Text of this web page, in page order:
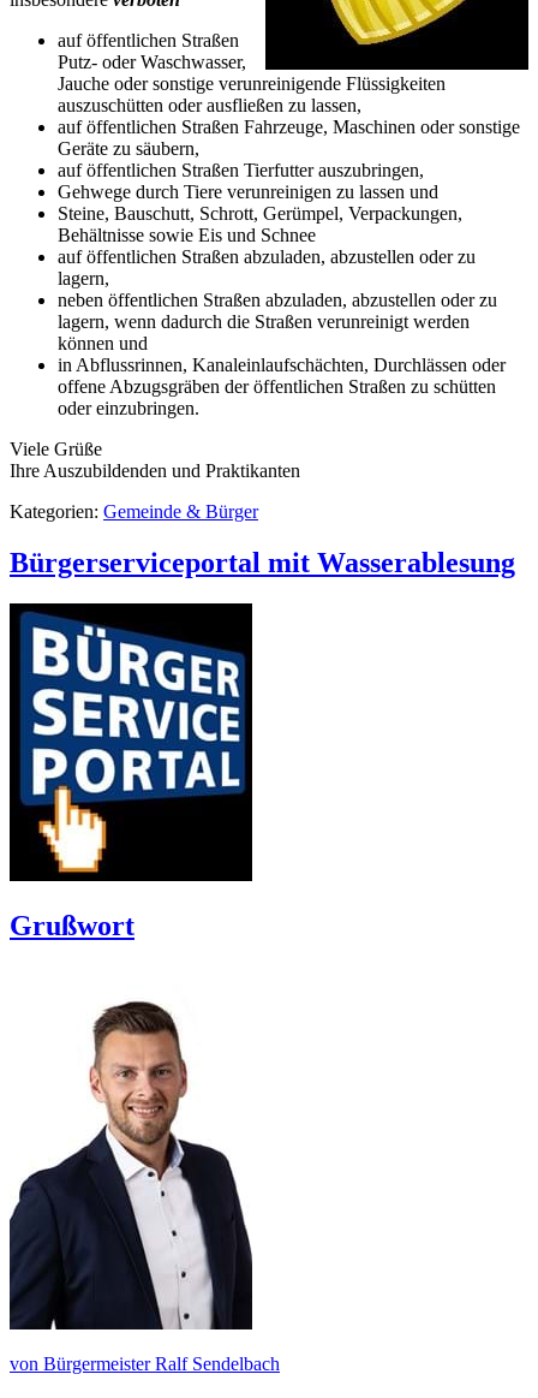
auf öffentlichen Straßen
Putz- oder Waschwasser,
Jauche oder sonstige verunreinigende Flüssigkeiten
auszuschütten oder ausfließen zu lassen,
auf öffentlichen Straßen Fahrzeuge, Maschinen oder sonstige
Geräte zu säubern,
auf öffentlichen Straßen Tierfutter auszubringen,
Gehwege durch Tiere verunreinigen zu lassen und
Steine, Bauschutt, Schrott, Gerümpel, Verpackungen,
Behältnisse sowie Eis und Schnee
auf öffentlichen Straßen abzuladen, abzustellen oder zu
lagern,
neben öffentlichen Straßen abzuladen, abzustellen oder zu
lagern, wenn dadurch die Straßen verunreinigt werden
können und
in Abflussrinnen, Kanaleinlaufschächten, Durchlässen oder
offene Abzugsgräben der öffentlichen Straßen zu schütten
oder einzubringen.
Viele Grüße
Ihre Auszubildenden und Praktikanten
Kategorien: Gemeinde & Bürger
Bürgerserviceportal mit Wasserablesung
Grußwort
von Bürgermeister Ralf Sendelbach